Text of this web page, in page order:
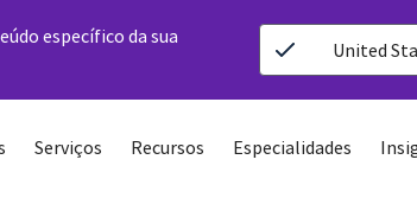
específico da sua
United
Serviços Recursos Especialidades